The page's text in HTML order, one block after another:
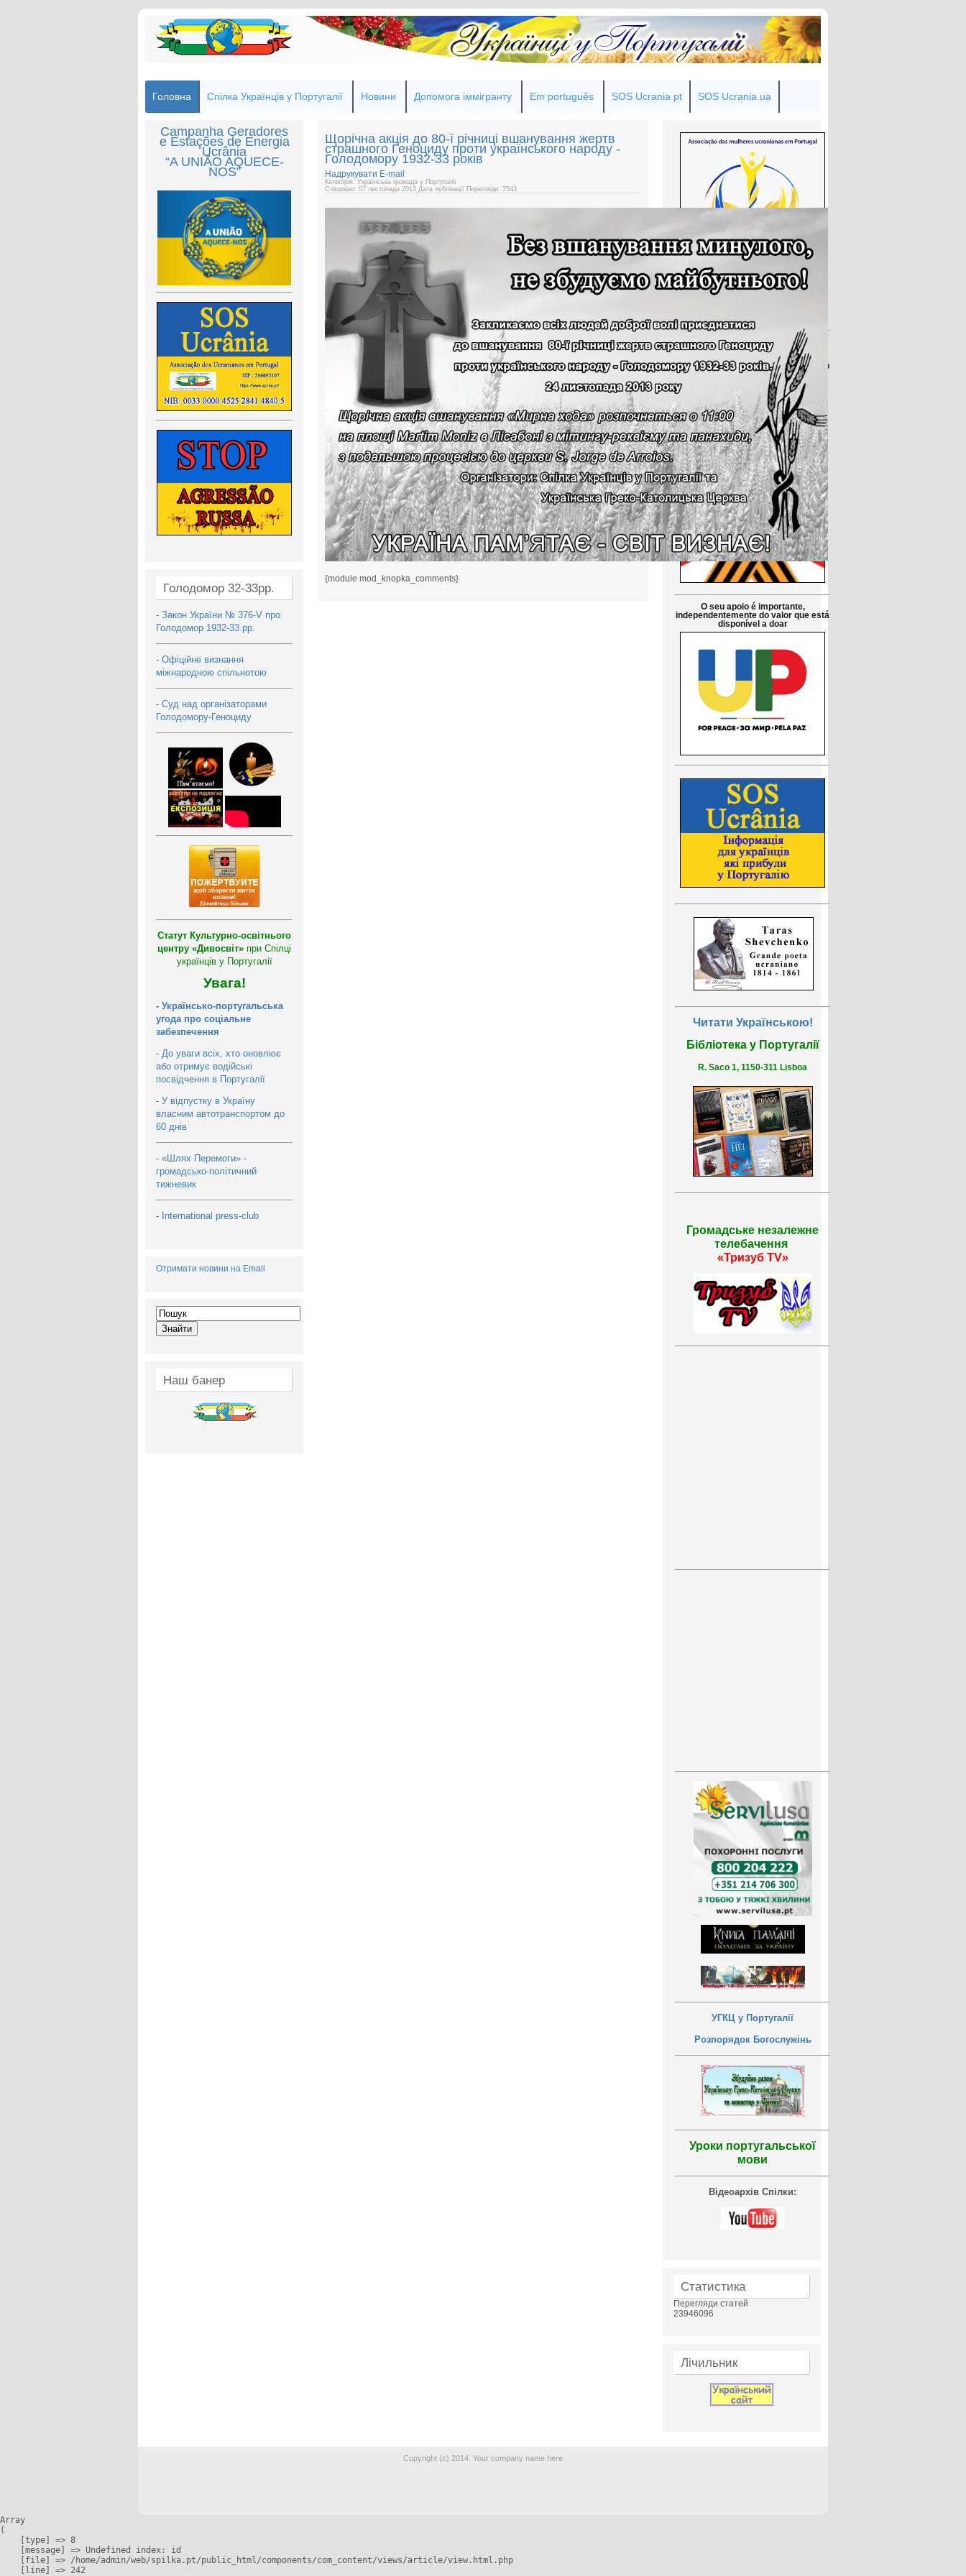
Головна Спілка Українців у Португалії Новини Допомога іммігранту Em português SOS Ucrania pt SOS Ucrania ua
Campanha Geradores
e Estações de Energia
Ucrânia
“A UNIÃO AQUECE-
NOS”
Голодомор 32-33рр.
- Закон України № 376-V про
Голодомор 1932-33 рр.
- Офіційне визнання
міжнародною спільнотою
- Суд над організаторами
Голодомору-Геноциду
Статут Культурно-освітнього
центру «Дивосвіт» при Спілці
українців у Португалії
Увага!
- Українсько-португальська
угода про соціальне
забезпечення
- До уваги всіх, хто оновлює
або отримує водійські
посвідчення в Португалії
- У відпустку в Україну
власним автотранспортом до
60 днів
- «Шлях Перемоги» -
громадсько-політичний
тижневик
- International press-club
Отримати новини на Email
Наш банер
Щорічна акція до 80-ї річниці вшанування жертв
страшного Геноциду проти українського народу -
Голодомору 1932-33 років
Надрукувати E-mail
Категорія: Українська громада у Португалії
Створено: 07 листопада 2013 Дата публікації Перегляди: 7543
{module mod_knopka_comments}
Друзі!
Просимо підтримати петицію до
Парламенту Португалії:
Заборонити використання символів
російської агресії в публічній сфері
в Португалії
Petição pública Ao Parlamento de
Portugal: Proibir em Portugal os
símbolos da agressão russa
O seu apoio é importante,
independentemente do valor que está
disponível a doar
Читати Українською!
Бібліотека у Португалії
R. Saco 1, 1150-311 Lisboa
Громадське незалежне
телебачення
«Тризуб TV»
УГКЦ у Португалії
Розпорядок Богослужінь
Уроки португальської
мови
Відеоархів Спілки:
Статистика
Перегляди статей
23946096
Лічильник
Copyright (c) 2014. Your company name here
Array
(
    [type] => 8
    [message] => Undefined index: id
    [file] => /home/admin/web/spilka.pt/public_html/components/com_content/views/article/view.html.php
    [line] => 242